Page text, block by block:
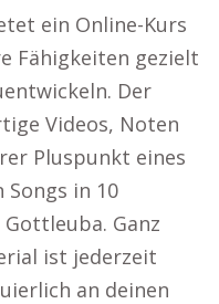
ein Online-Kurs
Fähigkeiten gezielt
Der
Videos, Noten
Pluspunkt eines
Songs in 10
Ganz
ist jederzeit
an deinen